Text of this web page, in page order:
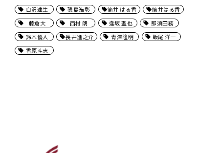
白沢達生
磯島浩彰 筒井 はる香
筒井はる香
藤倉大
西村 朗 逢坂 聖也
那須田務
鈴木優人
長井進之介 青澤隆明
飯尾 洋一
香原斗志